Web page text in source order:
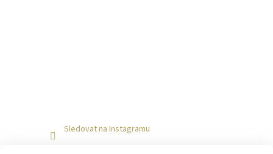
Sledovat na Instagramu